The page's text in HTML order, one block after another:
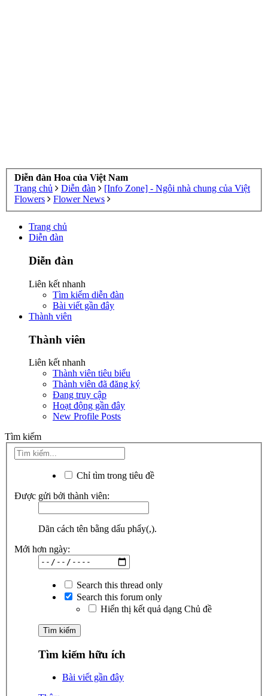
Diễn đàn Hoa của Việt Nam
Trang chủ
Diễn đàn
[Info Zone] - Ngôi nhà chung của Việt
Flowers
Flower News
Trang chủ
Diễn đàn
Diễn đàn
Liên kết nhanh
Tìm kiếm diễn đàn
Bài viết gần đây
Thành viên
Thành viên
Liên kết nhanh
Thành viên tiêu biểu
Thành viên đã đăng ký
Đang truy cập
Hoạt động gần đây
New Profile Posts
Tìm kiếm
Chỉ tìm trong tiêu đề
Được gửi bởi thành viên:
Dãn cách tên bằng dấu phẩy(,).
Mới hơn ngày:
Search this thread only
Search this forum only
Hiển thị kết quả dạng Chủ đề
Tìm kiếm hữu ích
Bài viết gần đây